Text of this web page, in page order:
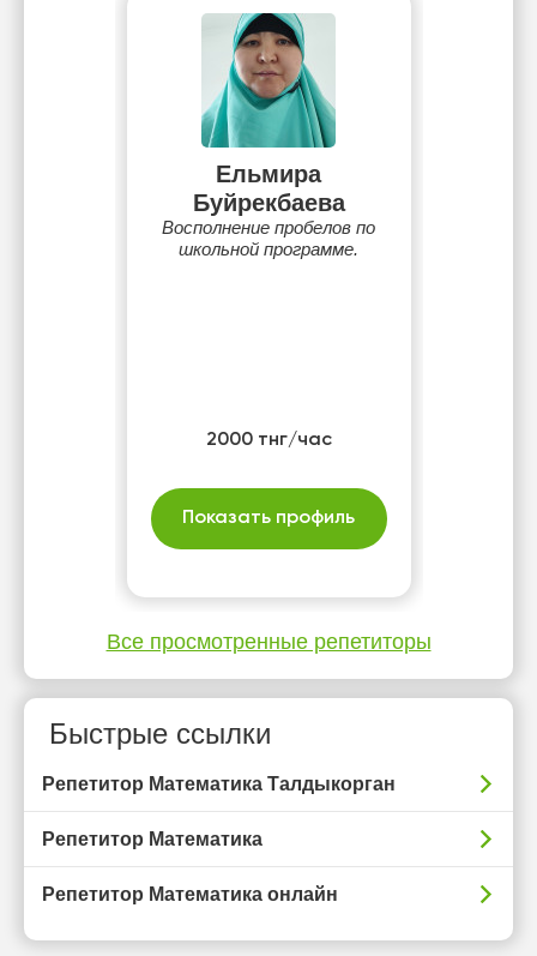
Ельмира
Буйрекбаева
Восполнение пробелов по
школьной программе.
2000 тнг/час
Показать профиль
Все просмотренные репетиторы
Быстрые ссылки
Репетитор Математика Талдыкорган
Репетитор Математика
Репетитор Математика онлайн